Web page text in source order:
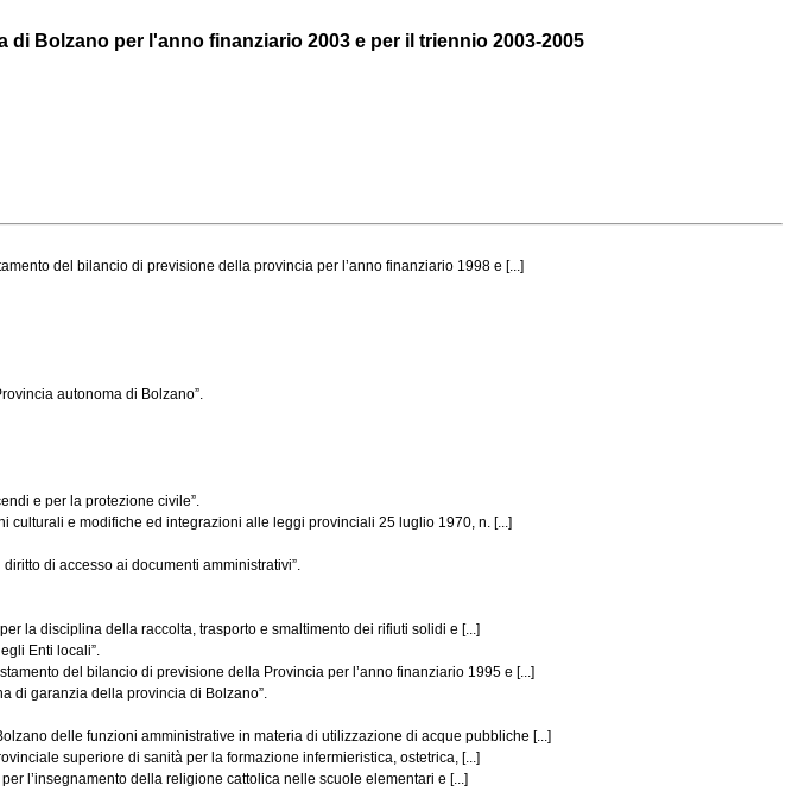
Bolzano per l'anno finanziario 2003 e per il triennio 2003-2005
del bilancio di previsione della provincia per l’anno finanziario 1998 e [...]
autonoma di Bolzano”.
e per la protezione civile”.
e modifiche ed integrazioni alle leggi provinciali 25 luglio 1970, n. [...]
di accesso ai documenti amministrativi”.
la disciplina della raccolta, trasporto e smaltimento dei rifiuti solidi e [...]
Enti locali”.
del bilancio di previsione della Provincia per l’anno finanziario 1995 e [...]
di garanzia della provincia di Bolzano”.
delle funzioni amministrative in materia di utilizzazione di acque pubbliche [...]
superiore di sanità per la formazione infermieristica, ostetrica, [...]
l’insegnamento della religione cattolica nelle scuole elementari e [...]